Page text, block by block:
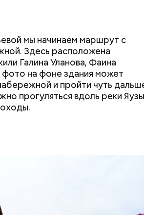
мы начинаем маршрут с
Здесь расположена
Галина Уланова, Фаина
фото на фоне здания может
и пройти чуть
прогуляться вдоль реки